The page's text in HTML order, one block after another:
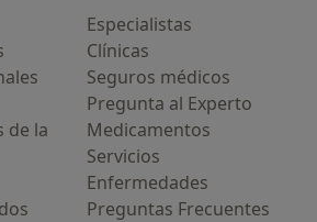
de la
Especialistas
Clínicas
Seguros médicos
Pregunta al Experto
Medicamentos
Servicios
Enfermedades
Preguntas Frecuentes